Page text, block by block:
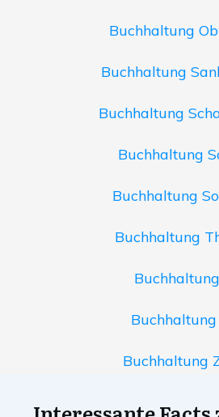
Buchhaltung
Buchhaltung
Buchhaltung
Buchhaltung
Buchhaltung
Buchhaltung
Buchhaltung